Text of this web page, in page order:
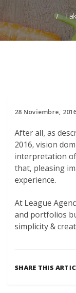
28 Noviembre,
After all, as
2016, vision
interpretation
that, pleasing
experience.
At League
and portfolios
simplicity &
SHARE THIS